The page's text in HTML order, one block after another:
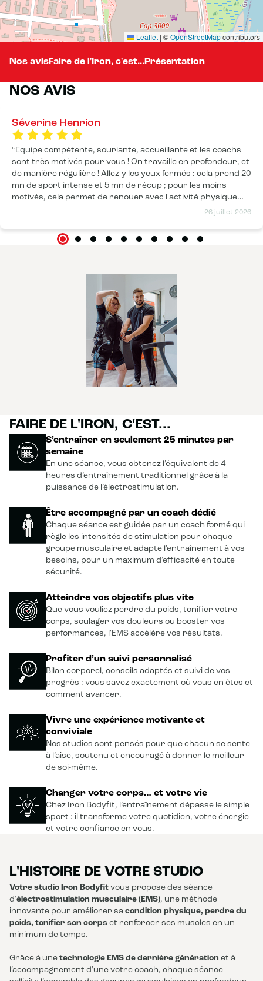
Leaflet | ©OpenStreetMapcontributors
Nos avisFaire de l'Iron, c'est...Présentation
NOS AVIS
Séverine Henrion
26 juillet 2026
Equipe compétente, souriante, accueillante et les coachs
sont très motivés pour vous ! On travaille en profondeur, et
de manière régulière ! Allez-y les yeux fermés : cela prend 20
mn de sport intense et 5 mn de récup ; pour les moins
motivés, cela permet de renouer avec l'activité physique
FAIRE DE L'IRON, C'EST...
S’entraîner en seulement 25 minutes par
semaine
En une séance, vous obtenez l’équivalent de 4
heures d’entraînement traditionnel grâce à la
puissance de l’électrostimulation.
Être accompagné par un coach dédié
Chaque séance est guidée par un coach formé qui
règle les intensités de stimulation pour chaque
groupe musculaire et adapte l’entraînement à vos
besoins, pour un maximum d’efficacité en toute
sécurité.
Atteindre vos objectifs plus vite
Que vous vouliez perdre du poids, tonifier votre
corps, soulager vos douleurs ou booster vos
performances, l'EMS accélère vos résultats.
Profiter d’un suivi personnalisé
Bilan corporel, conseils adaptés et suivi de vos
progrès : vous savez exactement où vous en êtes et
comment avancer.
Vivre une expérience motivante et
conviviale
Nos studios sont pensés pour que chacun se sente
à l’aise, soutenu et encouragé à donner le meilleur
de soi-même.
Changer votre corps… et votre vie
Chez Iron Bodyfit, l’entraînement dépasse le simple
sport : il transforme votre quotidien, votre énergie
et votre confiance en vous.
L'HISTOIRE DE VOTRE STUDIO
Votre studio Iron Bodyfit vous propose des séance
d’électrostimulation musculaire (EMS), une méthode
innovante pour améliorer sa condition physique, perdre du
poids, tonifier son corps et renforcer ses muscles en un
minimum de temps.
Grâce à une technologie EMS de dernière génération et à
l’accompagnement d’une votre coach, chaque séance